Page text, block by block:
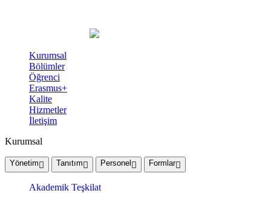
Kurumsal
Bölümler
Öğrenci
Erasmus+
Kalite
Hizmetler
İletişim
Kurumsal
Yönetim Tanıtım Personel Formlar
Akademik Teşkilat